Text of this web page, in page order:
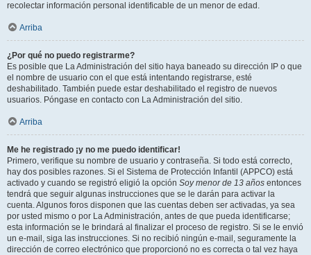
recolectar información personal identificable de un menor de edad.
Arriba
¿Por qué no puedo registrarme?
Es posible que La Administración del sitio haya baneado su dirección IP o que
el nombre de usuario con el que está intentando registrarse, esté
deshabilitado. También puede estar deshabilitado el registro de nuevos
usuarios. Póngase en contacto con La Administración del sitio.
Arriba
Me he registrado ¡y no me puedo identificar!
Primero, verifique su nombre de usuario y contraseña. Si todo está correcto,
hay dos posibles razones. Si el Sistema de Protección Infantil (APPCO) está
activado y cuando se registró eligió la opción Soy menor de 13 años entonces
tendrá que seguir algunas instrucciones que se le darán para activar la
cuenta. Algunos foros disponen que las cuentas deben ser activadas, ya sea
por usted mismo o por La Administración, antes de que pueda identificarse;
esta información se le brindará al finalizar el proceso de registro. Si se le envió
un e-mail, siga las instrucciones. Si no recibió ningún e-mail, seguramente la
dirección de correo electrónico que proporcionó no es correcta o tal vez haya